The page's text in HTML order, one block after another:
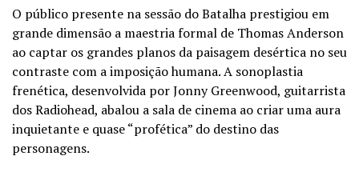
O público presente na sessão do Batalha prestigiou em
grande dimensão a maestria formal de Thomas Anderson
ao captar os grandes planos da paisagem desértica no seu
contraste com a imposição humana. A sonoplastia
frenética, desenvolvida por Jonny Greenwood, guitarrista
dos Radiohead, abalou a sala de cinema ao criar uma aura
inquietante e quase “profética” do destino das
personagens.